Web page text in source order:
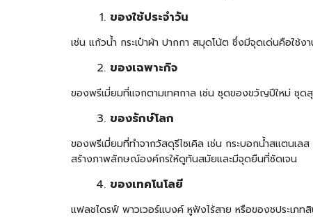
ของใช้ประจำวัน
เช่น แก้วน้ำ กระเป๋าผ้า ปากกา สมุดโน้ต ซึ่งมีจุดเด่นคือใช้ง
ของเฉพาะกิจ
ของพรีเมี่ยมที่แจกตามเทศกาล เช่น ชุดของขวัญปีใหม่ ชุดสุ
ของรักษ์โลก
ของพรีเมี่ยมที่ทำจากวัสดุรีไซเคิล เช่น กระบอกน้ำสแตนเลส
สร้างภาพลักษณ์องค์กรให้ดูทันสมัยและมีจุดยืนที่ชัดเจน
ของเทคโนโลยี
แฟลชไดรฟ์ พาวเวอร์แบงค์ หูฟังไร้สาย หรือของชประเภ